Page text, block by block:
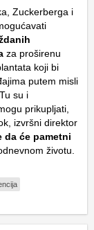
Zuckerberga i
za proširenu
koji bi
putem misli
su i
prikupljati,
izvršni direktor
da će pametni
životu.